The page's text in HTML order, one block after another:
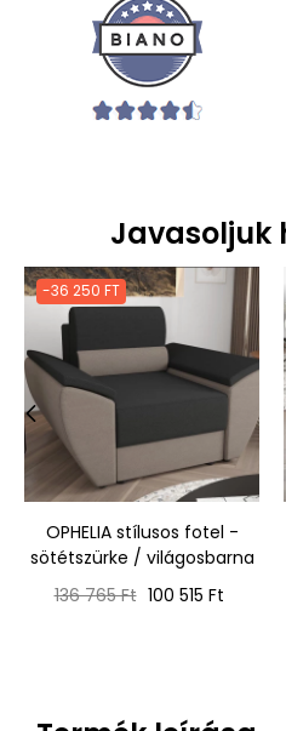
Javasoljuk
-36 250 FT
OPHELIA stílusos fotel -
sötétszürke / világosbarna
Normál
136 765 Ft Ár
100 515 Ft